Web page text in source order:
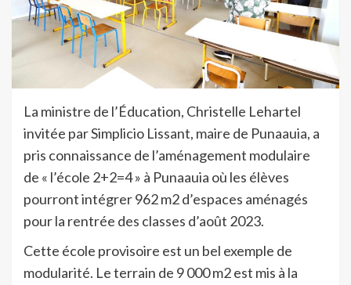
La ministre de l’Éducation, Christelle Lehartel
invitée par Simplicio Lissant, maire de Punaauia, a
pris connaissance de l’aménagement modulaire
de « l’école 2+2=4 » à Punaauia où les élèves
pourront intégrer 962 m2 d’espaces aménagés
pour la rentrée des classes d’août 2023.
Cette école provisoire est un bel exemple de
modularité. Le terrain de 9 000 m2 est mis à la